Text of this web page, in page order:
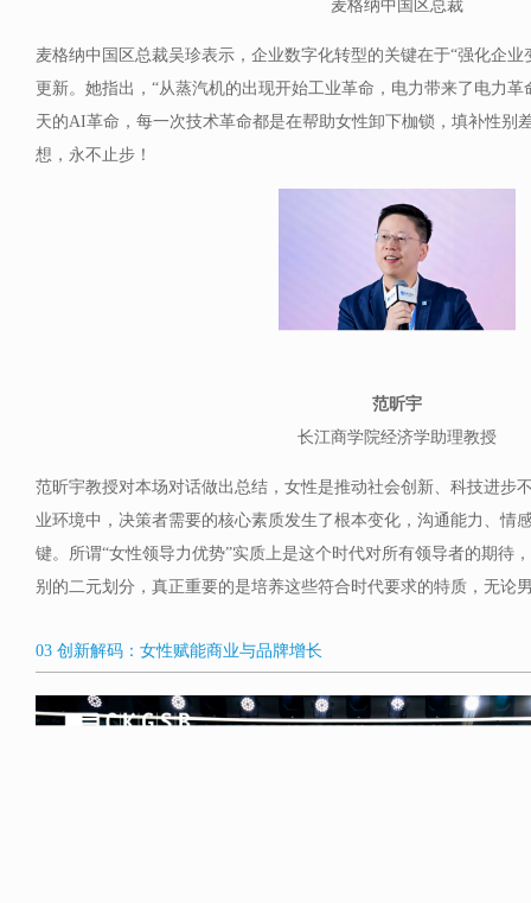
麦格纳中国区总裁
麦格纳中国区总裁吴珍表示，企业数字化转型的关键在于“强化企
更新。她指出，“从蒸汽机的出现开始工业革命，电力带来了电力
天的AI革命，每一次技术革命都是在帮助女性卸下枷锁，填补性别
想，永不止步！
范昕宇
长江商学院经济学助理教授
范昕宇教授对本场对话做出总结，女性是推动社会创新、科技进步
业环境中，决策者需要的核心素质发生了根本变化，沟通能力、情
键。所谓“女性领导力优势”实质上是这个时代对所有领导者的期待
别的二元划分，真正重要的是培养这些符合时代要求的特质，无论
03 创新解码：女性赋能商业与品牌增长